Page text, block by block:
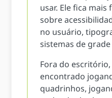
usar. Ele fica
sobre
no usuário,
sistemas de
Fora do
encontrado
quadrinhos,